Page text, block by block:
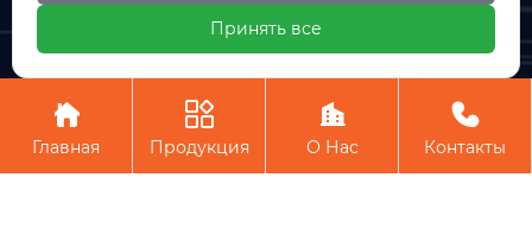
 
Авторское право©ООО Импорт и экспорт Ханчжоу Ройс

Главная

Продукция

О Нас

Контакты
Принять все